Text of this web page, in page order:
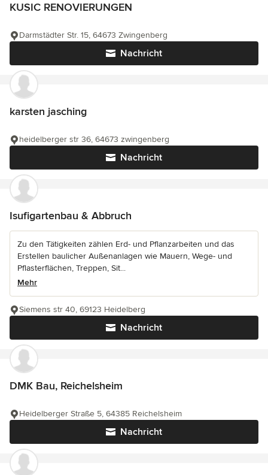
KUSIC RENOVIERUNGEN
Nachricht
Darmstädter Str. 15, 64673 Zwingenberg
karsten jasching
Nachricht
heidelberger str 36, 64673 zwingenberg
Isufigartenbau & Abbruch
Zu den Tätigkeiten zählen Erd- und Pflanzarbeiten und das
Erstellen baulicher Außenanlagen wie Mauern, Wege- und
Pflasterflächen, Treppen, Sit...
Mehr
Nachricht
Siemens str 40, 69123 Heidelberg
DMK Bau, Reichelsheim
Nachricht
Heidelberger Straße 5, 64385 Reichelsheim